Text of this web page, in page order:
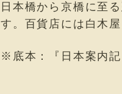
日本橋から京橋に至
す。百貨店には白木
※底本：『日本案内